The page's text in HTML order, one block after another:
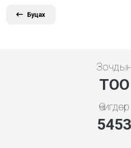
Буцах
Зочдын
ТОО
Өчигдөр
5843